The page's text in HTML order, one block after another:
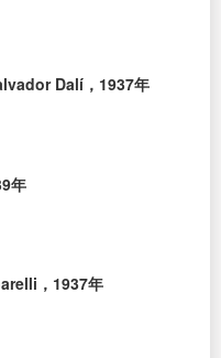
Dalí，1937年
年
，1937年